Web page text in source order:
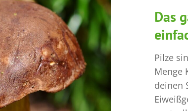
Das
Pilze
Menge
deinen